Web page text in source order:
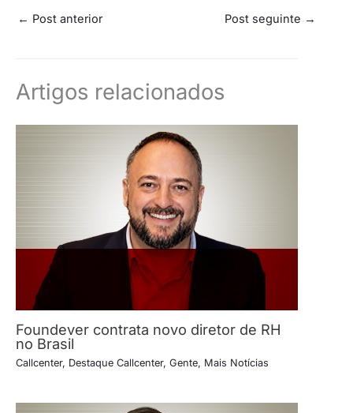
← Post anterior Post seguinte →
Artigos relacionados
Foundever contrata novo diretor de RH
no Brasil
Callcenter, Destaque Callcenter, Gente, Mais Notícias